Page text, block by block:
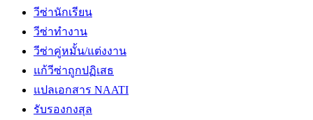
วีซ่านักเรียน
วีซ่าทำงาน
วีซ่าคู่หมั้น/แต่งงาน
แก้วีซ่าถูกปฏิเสธ
แปลเอกสาร NAATI
รับรองกงสุล